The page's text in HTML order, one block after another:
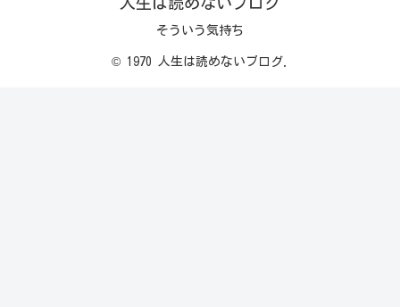
そういう気持ち
© 1970 人生は読めないブログ.